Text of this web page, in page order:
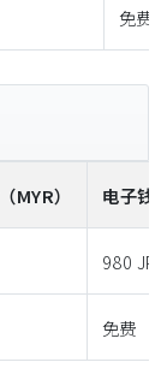
免费
（MYR） 电子钱
980 JPY
免费